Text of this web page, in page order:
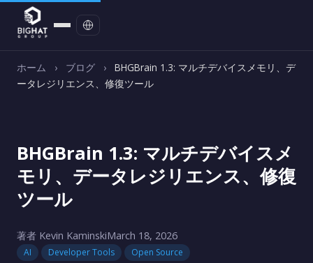
ホーム › ブログ ›
BHGBrain 1.3: マルチデバイスメモリ、デ
ータレジリエンス、修復ツール
BHGBrain 1.3: マルチデバイスメ
モリ、データレジリエンス、修復
ツール
著者 Kevin KaminskiMarch 18, 2026
AI Developer Tools Open Source